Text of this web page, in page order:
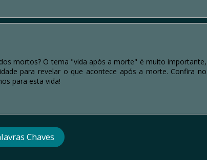
mortos? O tema "vida após a morte" é muito importante,
para revelar o que acontece após a morte. Confira no
para esta vida!
Chaves